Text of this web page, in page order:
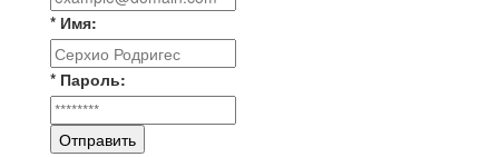
* Имя:
* Пароль:
Отправить